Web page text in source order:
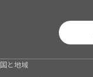
国と地域